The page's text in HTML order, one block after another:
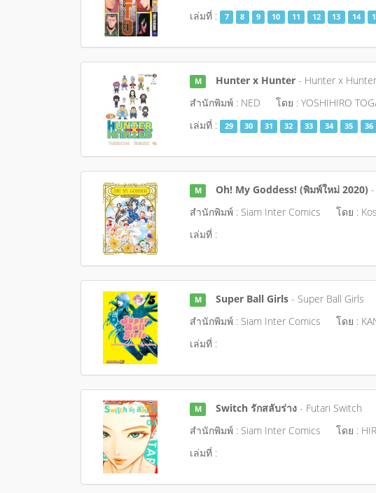
เล่มที่ : 7 8 9 10 11 12 13 14
M Hunter x Hunter - Hunter x Hunter
สำนักพิมพ์ : NED
โดย : YOSHIHIRO
เล่มที่ : 29 30 31 32 33 34 35 36
M Oh! My Goddess! (พิมพ์ใหม่ 2020)
สำนักพิมพ์ : Siam Inter Comics
โดย :
เล่มที่ :
M Super Ball Girls - Super Ball Girls
สำนักพิมพ์ : Siam Inter Comics
โดย :
เล่มที่ :
M Switch รักสลับร่าง - Futari Switch
สำนักพิมพ์ : Siam Inter Comics
โดย :
เล่มที่ :